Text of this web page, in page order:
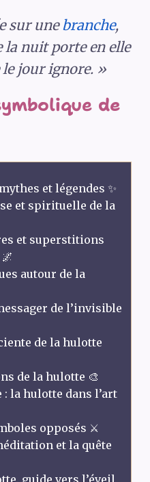
sur unebranche,
la nuit porte en elle
le jour ignore. »
de
et légendes ✨
et spirituelle de la
et superstitions
autour de la
de l’invisible
de la hulotte
de la hulotte 🎨
la hulotte dans l’art
opposés ⚔️
et la quête